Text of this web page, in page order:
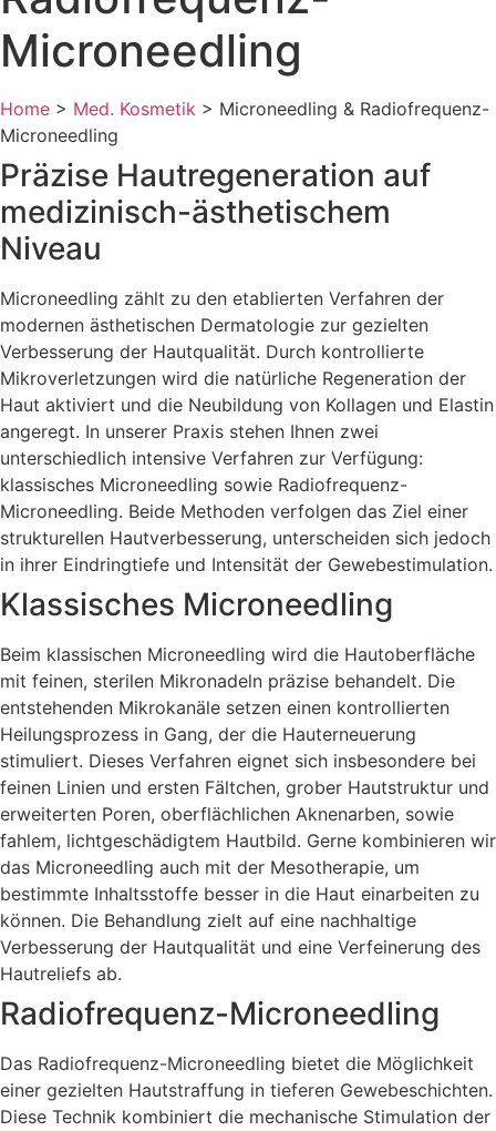
Microneedling
Home > Med. Kosmetik > Microneedling & Radiofrequenz-
Microneedling
Präzise Hautregeneration auf
medizinisch-ästhetischem
Niveau
Microneedling zählt zu den etablierten Verfahren der
modernen ästhetischen Dermatologie zur gezielten
Verbesserung der Hautqualität. Durch kontrollierte
Mikroverletzungen wird die natürliche Regeneration der
Haut aktiviert und die Neubildung von Kollagen und Elastin
angeregt. In unserer Praxis stehen Ihnen zwei
unterschiedlich intensive Verfahren zur Verfügung:
klassisches Microneedling sowie Radiofrequenz-
Microneedling. Beide Methoden verfolgen das Ziel einer
strukturellen Hautverbesserung, unterscheiden sich jedoch
in ihrer Eindringtiefe und Intensität der Gewebestimulation.
Klassisches Microneedling
Beim klassischen Microneedling wird die Hautoberfläche
mit feinen, sterilen Mikronadeln präzise behandelt. Die
entstehenden Mikrokanäle setzen einen kontrollierten
Heilungsprozess in Gang, der die Hauterneuerung
stimuliert. Dieses Verfahren eignet sich insbesondere bei
feinen Linien und ersten Fältchen, grober Hautstruktur und
erweiterten Poren, oberflächlichen Aknenarben, sowie
fahlem, lichtgeschädigtem Hautbild. Gerne kombinieren wir
das Microneedling auch mit der Mesotherapie, um
bestimmte Inhaltsstoffe besser in die Haut einarbeiten zu
können. Die Behandlung zielt auf eine nachhaltige
Verbesserung der Hautqualität und eine Verfeinerung des
Hautreliefs ab.
Radiofrequenz-Microneedling
Das Radiofrequenz-Microneedling bietet die Möglichkeit
einer gezielten Hautstraffung in tieferen Gewebeschichten.
Diese Technik kombiniert die mechanische Stimulation der